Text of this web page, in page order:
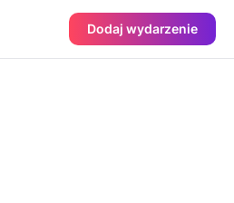
Dodaj wydarzenie